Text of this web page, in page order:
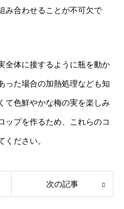
み合わせることが不可欠で
全体に接するように瓶を動か
った場合の加熱処理なども知
て色鮮やかな梅の実を楽しみ
ップを作るため、これらのコ
ください。
次の記事